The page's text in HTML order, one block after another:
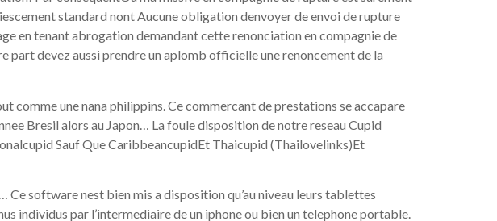
standard nont Aucune obligation denvoyer de envoi de rupture
en tenant abrogation demandant cette renonciation en compagnie de
part devez aussi prendre un aplomb officielle une renoncement de la
comme une nana philippins. Ce commercant de prestations se accapare
Bresil alors au Japon… La foule disposition de notre reseau Cupid
Sauf Que CaribbeancupidEt Thaicupid (Thailovelinks)Et
software nest bien mis a disposition qu’au niveau leurs tablettes
individus par l’intermediaire de un iphone ou bien un telephone portable.